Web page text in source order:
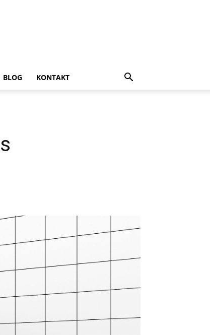
BLOG KONTAKT